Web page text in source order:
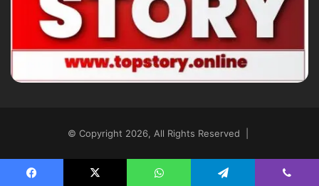
© Copyright 2026, All Rights Reserved |